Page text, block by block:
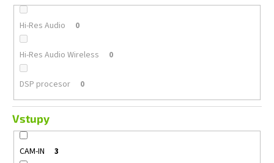
Hi-Res Audio 0
Hi-Res Audio Wireless 0
DSP procesor 0
Vstupy
CAM-IN 3